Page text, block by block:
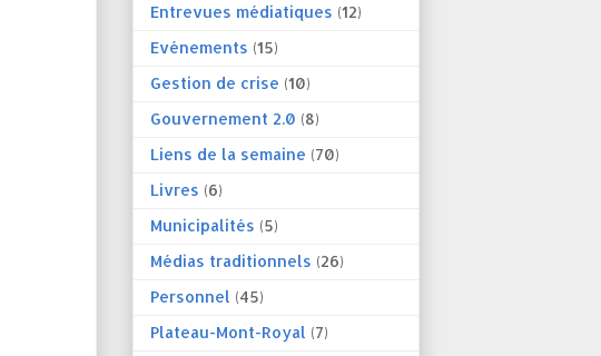
Entrevues médiatiques (12)
Evénements (15)
Gestion de crise (10)
Gouvernement 2.0 (8)
Liens de la semaine (70)
Livres (6)
Municipalités (5)
Médias traditionnels (26)
Personnel (45)
Plateau-Mont-Royal (7)